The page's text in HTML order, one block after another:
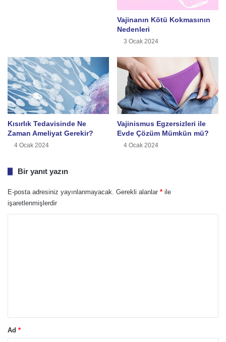
Vajinanın Kötü Kokmasının
Nedenleri
3 Ocak 2024
Kısırlık Tedavisinde Ne
Zaman Ameliyat Gerekir?
4 Ocak 2024
Vajinismus Egzersizleri ile
Evde Çözüm Mümkün mü?
4 Ocak 2024
Bir yanıt yazın
E-posta adresiniz yayınlanmayacak. Gerekli alanlar * ile
işaretlenmişlerdir
Ad *